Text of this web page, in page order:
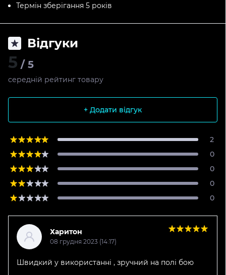
Термін зберігання 5 років
Відгуки
5 / 5
середній рейтинг товару
+ Додати відгук
2
0
0
0
0
Харитон
08 грудня 2023 (14:17)
Швидкий у використанні , зручний на полі бою